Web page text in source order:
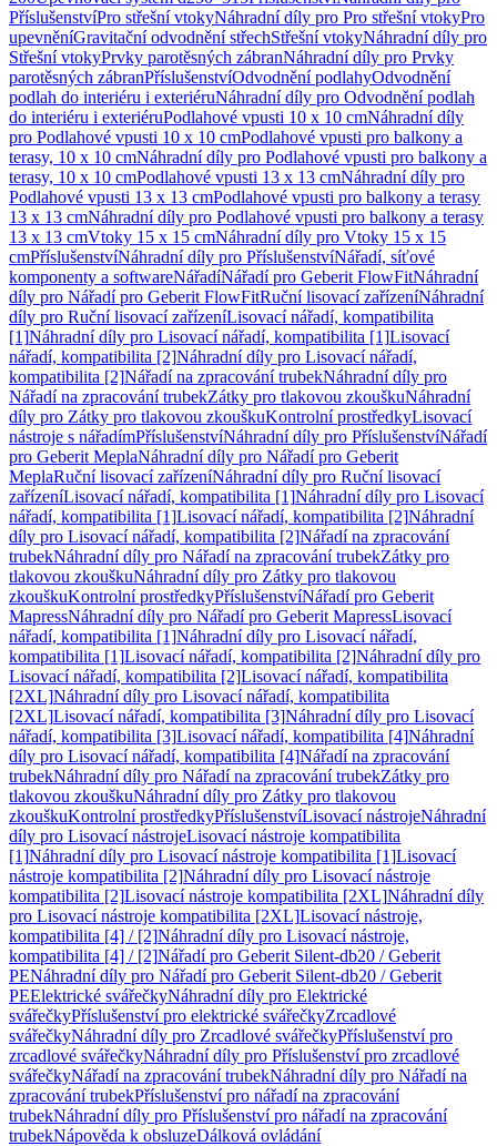
PříslušenstvíPro střešní vtokyNáhradní díly pro Pro střešní vtokyPro
upevněníGravitační odvodnění střechStřešní vtokyNáhradní díly pro
Střešní vtokyPrvky parotěsných zábranNáhradní díly pro Prvky
parotěsných zábranPříslušenstvíOdvodnění podlahyOdvodnění
podlah do interiéru i exteriéruNáhradní díly pro Odvodnění podlah
do interiéru i exteriéruPodlahové vpusti 10 x 10 cmNáhradní díly
pro Podlahové vpusti 10 x 10 cmPodlahové vpusti pro balkony a
terasy, 10 x 10 cmNáhradní díly pro Podlahové vpusti pro balkony a
terasy, 10 x 10 cmPodlahové vpusti 13 x 13 cmNáhradní díly pro
Podlahové vpusti 13 x 13 cmPodlahové vpusti pro balkony a terasy
13 x 13 cmNáhradní díly pro Podlahové vpusti pro balkony a terasy
13 x 13 cmVtoky 15 x 15 cmNáhradní díly pro Vtoky 15 x 15
cmPříslušenstvíNáhradní díly pro PříslušenstvíNářadí, síťové
komponenty a softwareNářadíNářadí pro Geberit FlowFitNáhradní
díly pro Nářadí pro Geberit FlowFitRuční lisovací zařízeníNáhradní
díly pro Ruční lisovací zařízeníLisovací nářadí, kompatibilita
[1]Náhradní díly pro Lisovací nářadí, kompatibilita [1]Lisovací
nářadí, kompatibilita [2]Náhradní díly pro Lisovací nářadí,
kompatibilita [2]Nářadí na zpracování trubekNáhradní díly pro
Nářadí na zpracování trubekZátky pro tlakovou zkouškuNáhradní
díly pro Zátky pro tlakovou zkouškuKontrolní prostředkyLisovací
nástroje s nářadímPříslušenstvíNáhradní díly pro PříslušenstvíNářadí
pro Geberit MeplaNáhradní díly pro Nářadí pro Geberit
MeplaRuční lisovací zařízeníNáhradní díly pro Ruční lisovací
zařízeníLisovací nářadí, kompatibilita [1]Náhradní díly pro Lisovací
nářadí, kompatibilita [1]Lisovací nářadí, kompatibilita [2]Náhradní
díly pro Lisovací nářadí, kompatibilita [2]Nářadí na zpracování
trubekNáhradní díly pro Nářadí na zpracování trubekZátky pro
tlakovou zkouškuNáhradní díly pro Zátky pro tlakovou
zkouškuKontrolní prostředkyPříslušenstvíNářadí pro Geberit
MapressNáhradní díly pro Nářadí pro Geberit MapressLisovací
nářadí, kompatibilita [1]Náhradní díly pro Lisovací nářadí,
kompatibilita [1]Lisovací nářadí, kompatibilita [2]Náhradní díly pro
Lisovací nářadí, kompatibilita [2]Lisovací nářadí, kompatibilita
[2XL]Náhradní díly pro Lisovací nářadí, kompatibilita
[2XL]Lisovací nářadí, kompatibilita [3]Náhradní díly pro Lisovací
nářadí, kompatibilita [3]Lisovací nářadí, kompatibilita [4]Náhradní
díly pro Lisovací nářadí, kompatibilita [4]Nářadí na zpracování
trubekNáhradní díly pro Nářadí na zpracování trubekZátky pro
tlakovou zkouškuNáhradní díly pro Zátky pro tlakovou
zkouškuKontrolní prostředkyPříslušenstvíLisovací nástrojeNáhradní
díly pro Lisovací nástrojeLisovací nástroje kompatibilita
[1]Náhradní díly pro Lisovací nástroje kompatibilita [1]Lisovací
nástroje kompatibilita [2]Náhradní díly pro Lisovací nástroje
kompatibilita [2]Lisovací nástroje kompatibilita [2XL]Náhradní díly
pro Lisovací nástroje kompatibilita [2XL]Lisovací nástroje,
kompatibilita [4] / [2]Náhradní díly pro Lisovací nástroje,
kompatibilita [4] / [2]Nářadí pro Geberit Silent-db20 / Geberit
PENáhradní díly pro Nářadí pro Geberit Silent-db20 / Geberit
PEElektrické svářečkyNáhradní díly pro Elektrické
svářečkyPříslušenství pro elektrické svářečkyZrcadlové
svářečkyNáhradní díly pro Zrcadlové svářečkyPříslušenství pro
zrcadlové svářečkyNáhradní díly pro Příslušenství pro zrcadlové
svářečkyNářadí na zpracování trubekNáhradní díly pro Nářadí na
zpracování trubekPříslušenství pro nářadí na zpracování
trubekNáhradní díly pro Příslušenství pro nářadí na zpracování
trubekNápověda k obsluzeDálková ovládání